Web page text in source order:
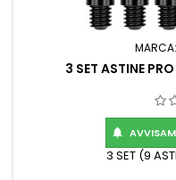
MARCA:
3 SET ASTINE

3 SET (9